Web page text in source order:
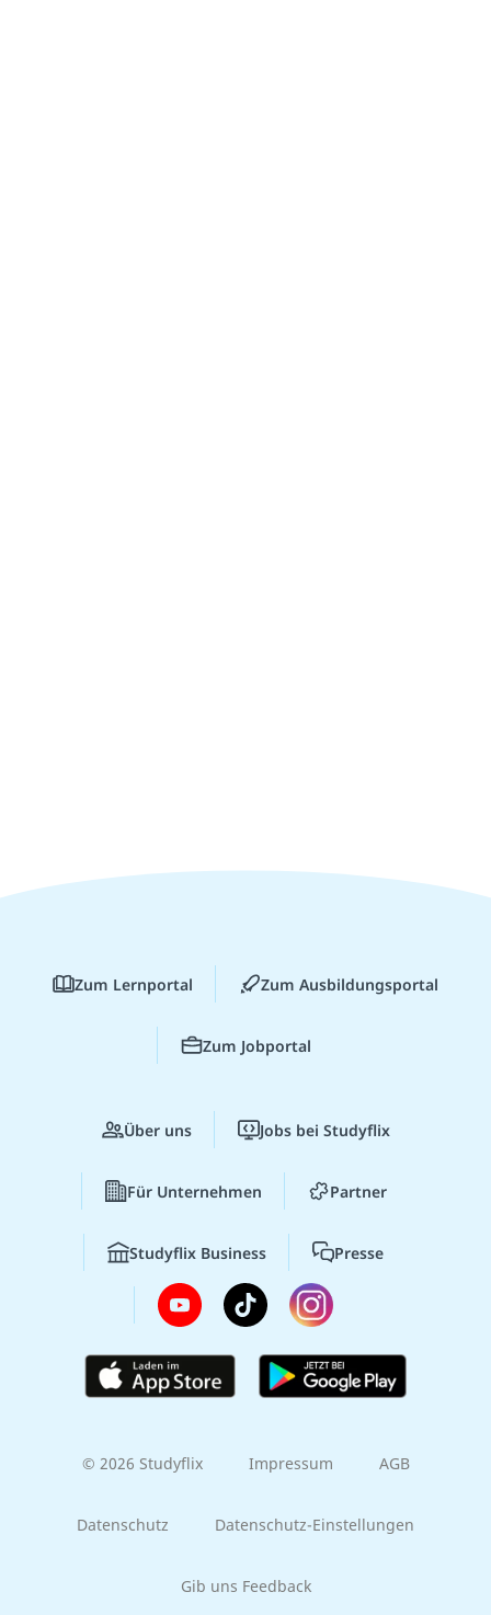
Zum Lernportal Zum Ausbildungsportal
Zum Jobportal
Über uns Jobs bei Studyflix
Für Unternehmen Partner
Studyflix Business Presse
© 2026 Studyflix Impressum AGB
Datenschutz Datenschutz-Einstellungen
Gib uns Feedback